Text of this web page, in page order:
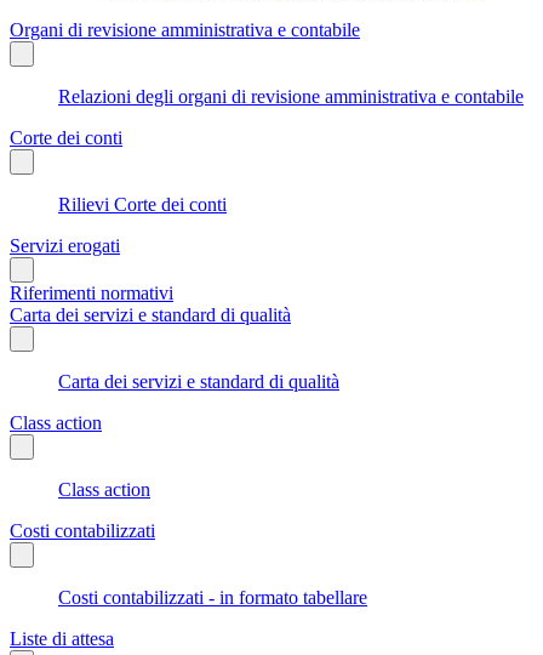
Organi di revisione amministrativa e contabile
Relazioni degli organi di revisione amministrativa e contabile
Corte dei conti
Rilievi Corte dei conti
Servizi erogati
Riferimenti normativi
Carta dei servizi e standard di qualità
Carta dei servizi e standard di qualità
Class action
Class action
Costi contabilizzati
Costi contabilizzati - in formato tabellare
Liste di attesa